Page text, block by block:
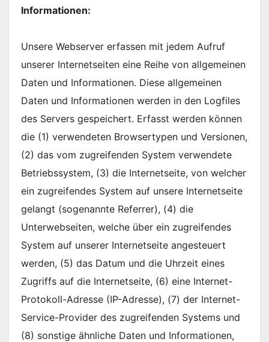
Informationen:
Unsere Webserver erfassen mit jedem Aufruf
unserer Internetseiten eine Reihe von allgemeinen
Daten und Informationen. Diese allgemeinen
Daten und Informationen werden in den Logfiles
des Servers gespeichert. Erfasst werden können
die (1) verwendeten Browsertypen und Versionen,
(2) das vom zugreifenden System verwendete
Betriebssystem, (3) die Internetseite, von welcher
ein zugreifendes System auf unsere Internetseite
gelangt (sogenannte Referrer), (4) die
Unterwebseiten, welche über ein zugreifendes
System auf unserer Internetseite angesteuert
werden, (5) das Datum und die Uhrzeit eines
Zugriffs auf die Internetseite, (6) eine Internet-
Protokoll-Adresse (IP-Adresse), (7) der Internet-
Service-Provider des zugreifenden Systems und
(8) sonstige ähnliche Daten und Informationen,